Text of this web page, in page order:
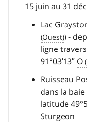
15 juin au 31
Lac
) -
ligne
91°03′13″ O
Ruisseau
dans la
latitude
Sturgeon